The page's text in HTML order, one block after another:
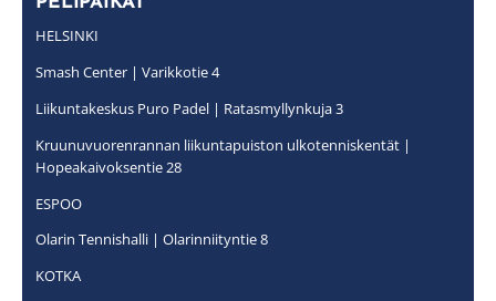
HELSINKI
Smash Center | Varikkotie 4
Liikuntakeskus Puro Padel | Ratasmyllynkuja 3
Kruunuvuorenrannan liikuntapuiston ulkotenniskentät |
Hopeakaivoksentie 28
ESPOO
Olarin Tennishalli | Olarinniityntie 8
KOTKA